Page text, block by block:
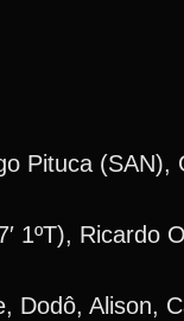
Pituca (SAN),
Ricardo
Dodô, Alison,